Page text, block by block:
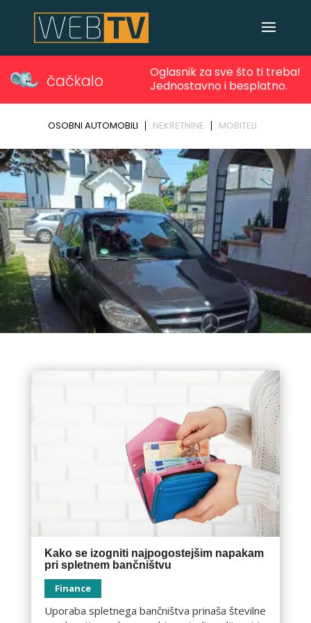
Kako se izogniti najpogostejšim napakam
pri spletnem bančništvu
Finance
Uporaba spletnega bančništva prinaša številne